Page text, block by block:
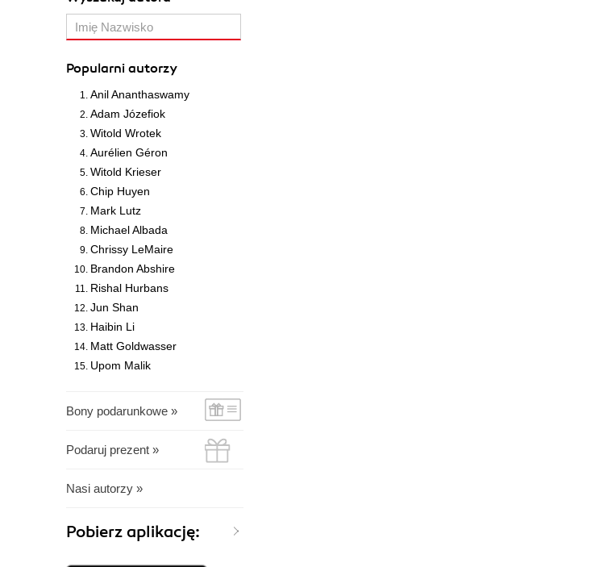
Popularni autorzy
Anil Ananthaswamy
Adam Józefiok
Witold Wrotek
Aurélien Géron
Witold Krieser
Chip Huyen
Mark Lutz
Michael Albada
Chrissy LeMaire
Brandon Abshire
Rishal Hurbans
Jun Shan
Haibin Li
Matt Goldwasser
Upom Malik
Bony podarunkowe »
Podaruj prezent »
Nasi autorzy »
Pobierz aplikację: